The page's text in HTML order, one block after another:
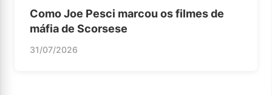
Como Joe Pesci marcou os filmes de
máfia de Scorsese
31/07/2026